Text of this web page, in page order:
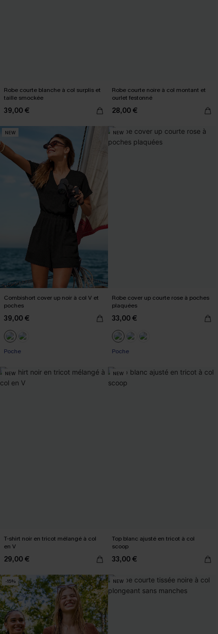
Robe courte blanche à col surplis et
taille smockée
39,00 €
Robe courte noire à col montant et
ourlet festonné
28,00 €
NEW
Combishort cover up noir à col V et
poches
39,00 €
Poche
NEW
Robe cover up courte rose à poches
plaquées
33,00 €
Poche
NEW
T-shirt noir en tricot mélangé à col
en V
29,00 €
NEW
Top blanc ajusté en tricot à col
scoop
33,00 €
-15% NEW